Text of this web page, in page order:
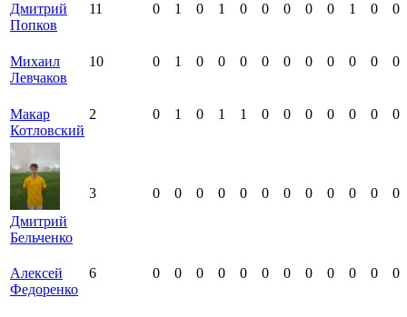
Дмитрий
Попков
11 0 1 0 1 0 0 0 0 0 1 0 0
Михаил
Левчаков
10 0 1 0 0 0 0 0 0 0 0 0 0
Макар
Котловский
2 0 1 0 1 1 0 0 0 0 0 0 0
Дмитрий
Бельченко
3 0 0 0 0 0 0 0 0 0 0 0 0
Алексей
Федоренко
6 0 0 0 0 0 0 0 0 0 0 0 0